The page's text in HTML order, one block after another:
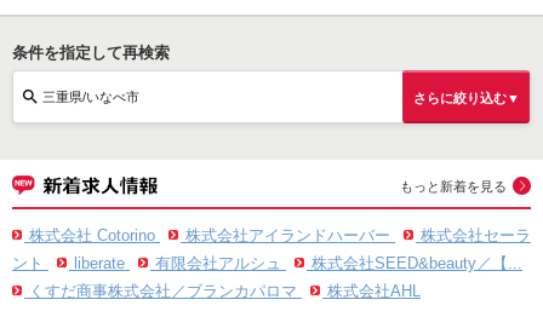
条件を指定して再検索
三重県/いなべ市 さらに絞り込む▼
もっと新着を見る
株式会社 Cotorino 株式会社アイランドハーバー
株式会社セーラ
ント
liberate 有限会社アルシュ
株式会社SEED&beauty／【...
くすだ商事株式会社／ブランカパロマ
株式会社AHL